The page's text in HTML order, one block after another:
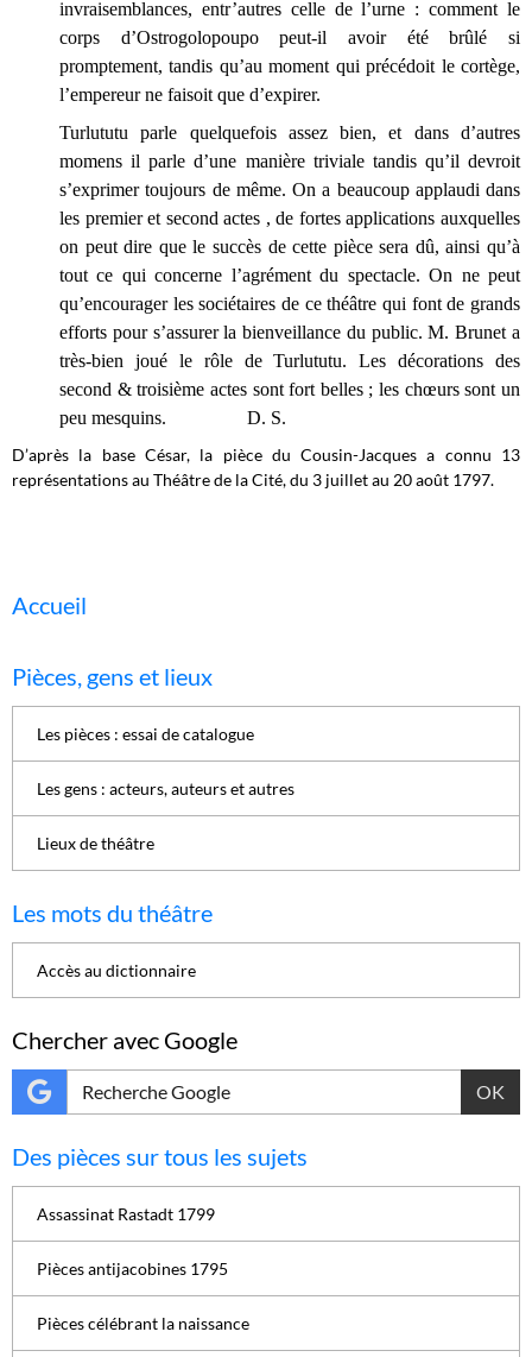
invraisemblances, entr’autres celle de l’urne : comment le
corps d’Ostrogolopoupo peut-il avoir été brûlé si
promptement, tandis qu’au moment qui précédoit le cortège,
l’empereur ne faisoit que d’expirer.
Turlututu parle quelquefois assez bien, et dans d’autres
momens il parle d’une manière triviale tandis qu’il devroit
s’exprimer toujours de même. On a beaucoup applaudi dans
les premier et second actes , de fortes applications auxquelles
on peut dire que le succès de cette pièce sera dû, ainsi qu’à
tout ce qui concerne l’agrément du spectacle. On ne peut
qu’encourager les sociétaires de ce théâtre qui font de grands
efforts pour s’assurer la bienveillance du public. M. Brunet a
très-bien joué le rôle de Turlututu. Les décorations des
second & troisième actes sont fort belles ; les chœurs sont un
peu mesquins. D. S.
D’après la base César, la pièce du Cousin-Jacques a connu 13
représentations au Théâtre de la Cité, du 3 juillet au 20 août 1797.
Accueil
Pièces, gens et lieux
Les pièces : essai de catalogue
Les gens : acteurs, auteurs et autres
Lieux de théâtre
Les mots du théâtre
Accès au dictionnaire
Chercher avec Google
OK
Des pièces sur tous les sujets
Assassinat Rastadt 1799
Pièces antijacobines 1795
Pièces célébrant la naissance